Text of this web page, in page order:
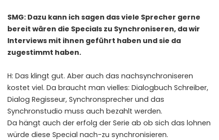
SMG: Dazu kann ich sagen das viele Sprecher gerne
bereit wären die Specials zu Synchroniseren, da wir
Interviews mit ihnen geführt haben und sie da
zugestimmt haben.
H: Das klingt gut. Aber auch das nachsynchroniseren
kostet viel. Da braucht man vielles: Dialogbuch Schreiber,
Dialog Regisseur, Synchronsprecher und das
Synchronstudio muss auch bezahlt werden.
Da hängt auch der erfolg der Serie ab ob sich das lohnen
würde diese Special nach-zu synchronisieren.